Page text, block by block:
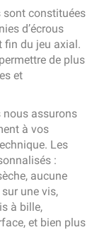
sont constituées
d’écrous
fin du jeu axial.
de plus
et
nous assurons
à vos
Les
:
aucune
une vis,
à bille,
et bien plus